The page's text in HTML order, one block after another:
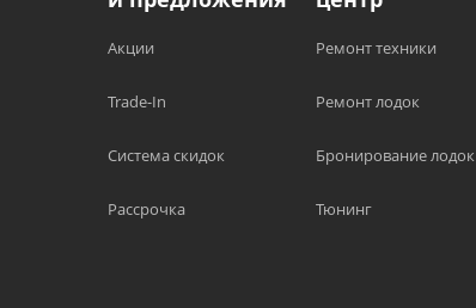
Акции
Trade-In
Система скидок
Рассрочка
Ремонт техники
Ремонт лодок
Бронирование лодок
Тюнинг